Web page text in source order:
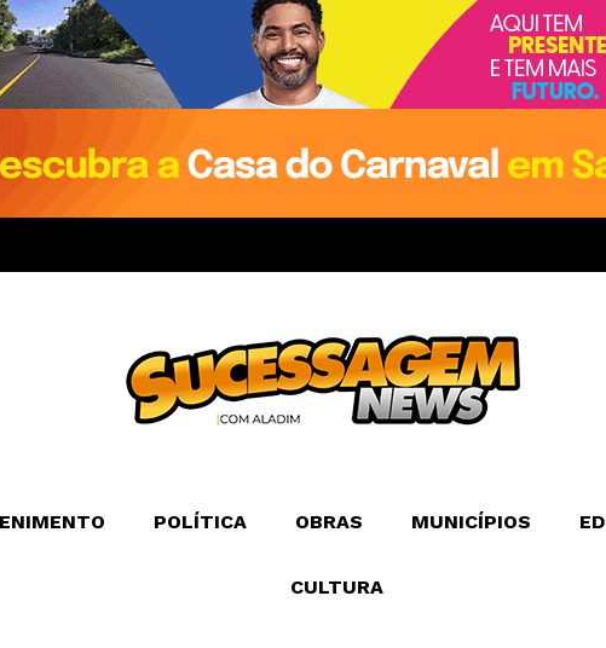
POLÍTICA OBRAS MUNICÍPIOS
CULTURA